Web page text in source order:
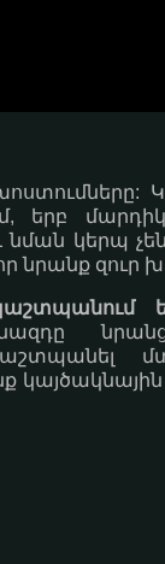
երբ
նման կերպ
նրանք զուր